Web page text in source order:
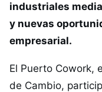
industriales
y nuevas
empresarial.
El Puerto Cowork,
de Cambio,